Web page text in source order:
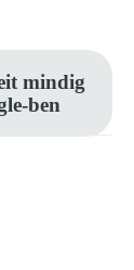
mindig
ben